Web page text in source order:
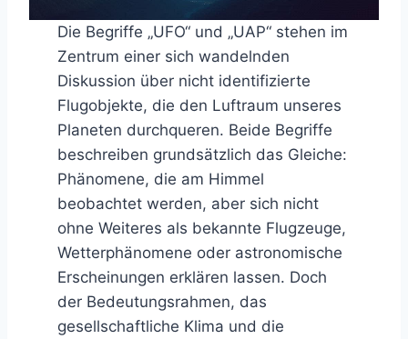
Die Begriffe „UFO“ und „UAP“ stehen im
Zentrum einer sich wandelnden
Diskussion über nicht identifizierte
Flugobjekte, die den Luftraum unseres
Planeten durchqueren. Beide Begriffe
beschreiben grundsätzlich das Gleiche:
Phänomene, die am Himmel
beobachtet werden, aber sich nicht
ohne Weiteres als bekannte Flugzeuge,
Wetterphänomene oder astronomische
Erscheinungen erklären lassen. Doch
der Bedeutungsrahmen, das
gesellschaftliche Klima und die